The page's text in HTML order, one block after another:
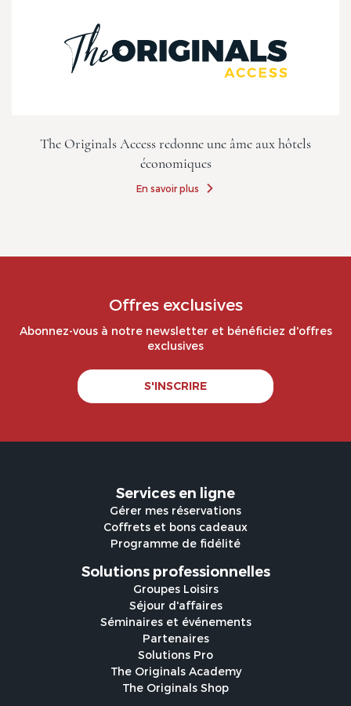
The Originals Access redonne une âme aux hôtels
économiques
En savoir plus
Offres exclusives
Abonnez-vous à notre newsletter et bénéficiez d'offres
exclusives
S'INSCRIRE
Services en ligne
Gérer mes réservations
Coffrets et bons cadeaux
Programme de fidélité
Solutions professionnelles
Groupes Loisirs
Séjour d'affaires
Séminaires et événements
Partenaires
Solutions Pro
The Originals Academy
The Originals Shop